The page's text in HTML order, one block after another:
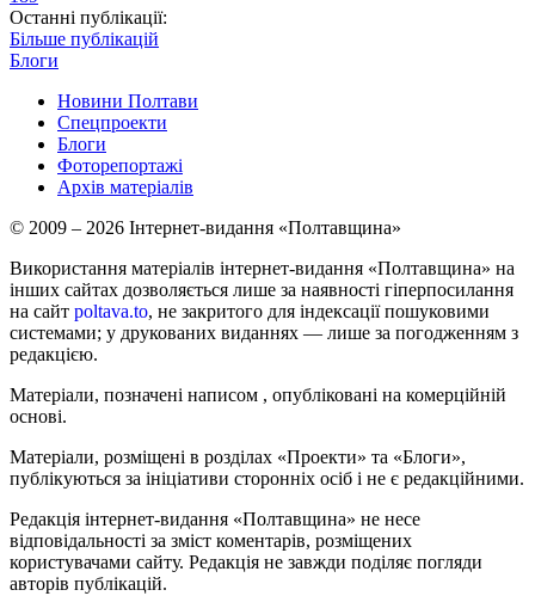
Останні публікації:
Більше публікацій
Блоги
Новини Полтави
Спецпроекти
Блоги
Фоторепортажі
Архів матеріалів
© 2009 – 2026 Інтернет-видання «Полтавщина»
Використання матеріалів інтернет-видання «Полтавщина» на
інших сайтах дозволяється лише за наявності гіперпосилання
на сайт poltava.to, не закритого для індексації пошуковими
системами; у друкованих виданнях — лише за погодженням з
редакцією.
Матеріали, позначені написом , опубліковані на комерційній
основі.
Матеріали, розміщені в розділах «Проекти» та «Блоги»,
публікуються за ініціативи сторонніх осіб і не є редакційними.
Редакція інтернет-видання «Полтавщина» не несе
відповідальності за зміст коментарів, розміщених
користувачами сайту. Редакція не завжди поділяє погляди
авторів публікацій.